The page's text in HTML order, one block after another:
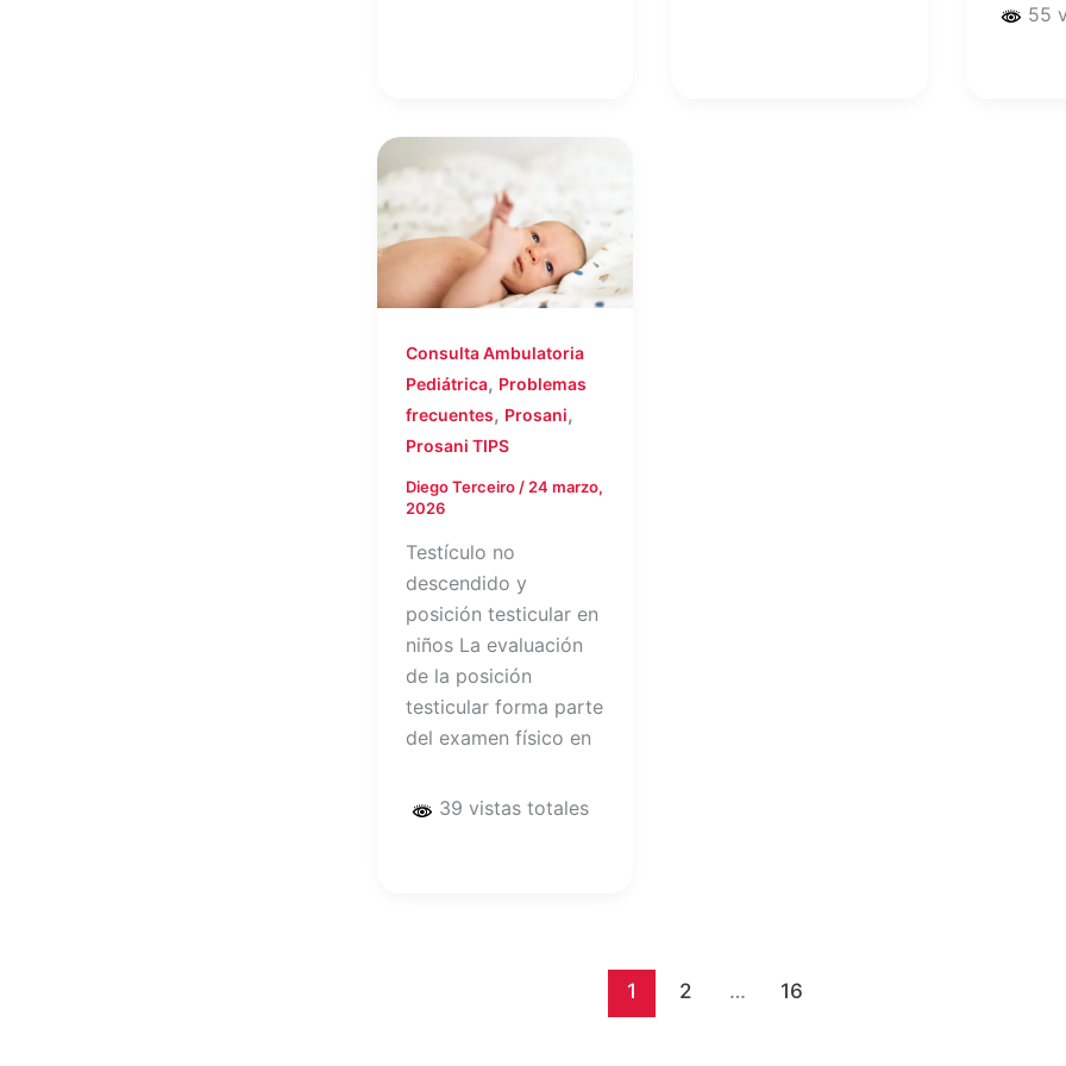
55
Consulta Ambulatoria
Pediátrica, Problemas
frecuentes, Prosani,
Prosani TIPS
Diego Terceiro / 24 marzo,
2026
Testículo no
descendido y
posición testicular en
niños La evaluación
de la posición
testicular forma parte
del examen físico en
39 vistas totales
1 2 … 16